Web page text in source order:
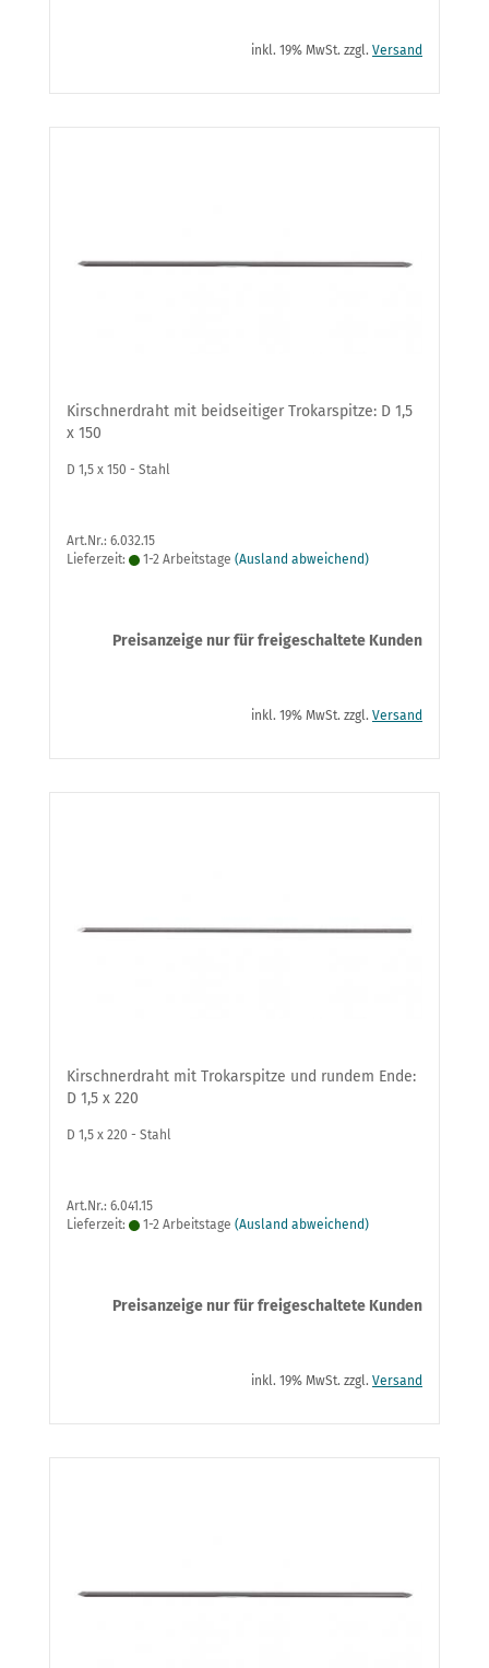
inkl. 19% MwSt. zzgl. Versand
Kirschnerdraht mit beidseitiger Trokarspitze: D 1,5
x 150
D 1,5 x 150 - Stahl
Art.Nr.: 6.032.15
Lieferzeit:
1-2 Arbeitstage (Ausland abweichend)
Preisanzeige nur für freigeschaltete Kunden
inkl. 19% MwSt. zzgl. Versand
Kirschnerdraht mit Trokarspitze und rundem Ende:
D 1,5 x 220
D 1,5 x 220 - Stahl
Art.Nr.: 6.041.15
Lieferzeit:
1-2 Arbeitstage (Ausland abweichend)
Preisanzeige nur für freigeschaltete Kunden
inkl. 19% MwSt. zzgl. Versand